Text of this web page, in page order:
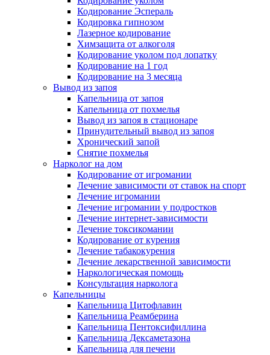
Кодирование Эспераль
Кодировка гипнозом
Лазерное кодирование
Химзащита от алкоголя
Кодирование уколом под лопатку
Кодирование на 1 год
Кодирование на 3 месяца
Вывод из запоя
Капельница от запоя
Капельница от похмелья
Вывод из запоя в стационаре
Принудительный вывод из запоя
Хронический запой
Снятие похмелья
Нарколог на дом
Кодирование от игромании
Лечение зависимости от ставок на спорт
Лечение игромании
Лечение игромании у подростков
Лечение интернет-зависимости
Лечение токсикомании
Кодирование от курения
Лечение табакокурения
Лечение лекарственной зависимости
Наркологическая помощь
Консультация нарколога
Капельницы
Капельница Цитофлавин
Капельница Реамберина
Капельница Пентоксифиллина
Капельница Дексаметазона
Капельница для печени